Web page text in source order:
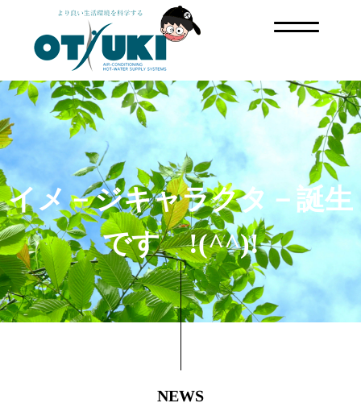
イメ－ジキャラクタ－誕生
です !(^^)!
NEWS